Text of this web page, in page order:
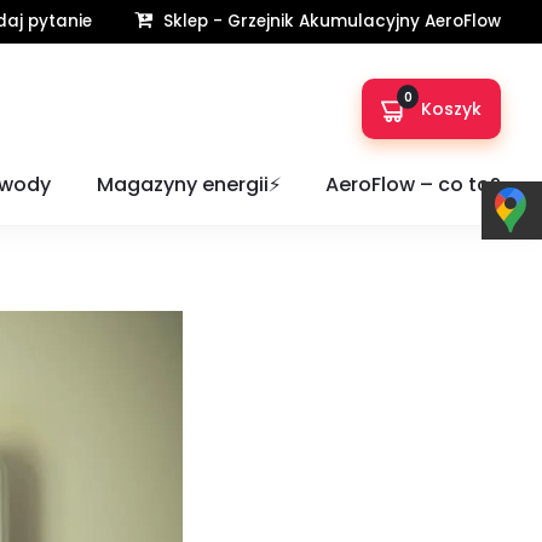
pytanie Sklep - Grzejnik Akumulacyjny AeroFlow
0 Koszyk
Magazyny energii⚡️ AeroFlow – co to?